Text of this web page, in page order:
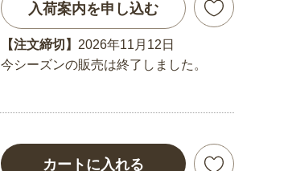
入荷案内を申し込む
【注文締切】 2026年11月12日
今シーズンの販売は終了しました。
カートに入れる